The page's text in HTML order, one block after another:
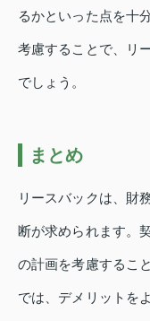
るかといった点を十
考慮することで、リ
でしょう。
まとめ
リースバックは、財
断が求められます。
の計画を考慮するこ
では、デメリットを